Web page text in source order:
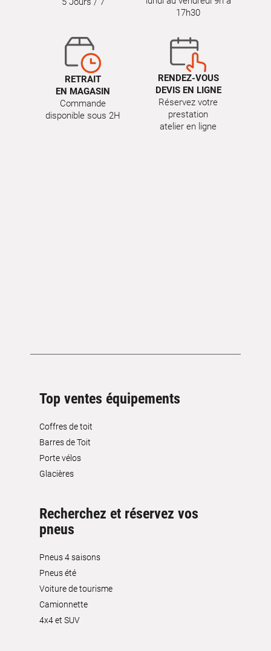
17h30
RETRAIT
EN MAGASIN
Commande
disponible sous 2H
RENDEZ-VOUS
DEVIS EN LIGNE
Réservez votre
prestation
atelier en ligne
Top ventes équipements
Coffres de toit
Barres de Toit
Porte vélos
Glacières
Recherchez et réservez vos
pneus
Pneus 4 saisons
Pneus été
Voiture de tourisme
Camionnette
4x4 et SUV